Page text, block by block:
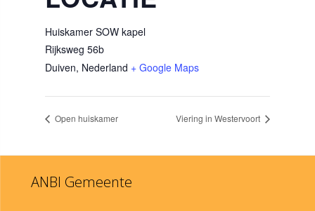
Huiskamer SOW kapel
Rijksweg 56b
Duiven, Nederland + Google Maps
Open huiskamer Viering in Westervoort
ANBI Gemeente